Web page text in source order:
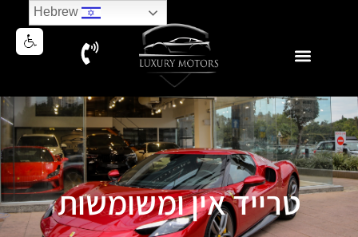
טרייד אין ומשומשות
Hebrew